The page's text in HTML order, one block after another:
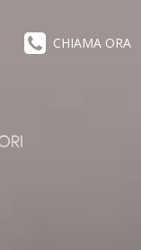
CHIAMA ORA